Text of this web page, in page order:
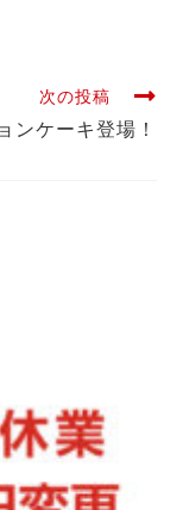
次の投稿
ンケーキ登場！